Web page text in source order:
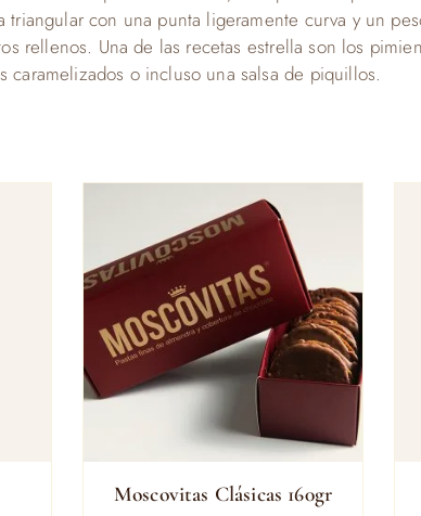
con una punta ligeramente curva y un
rellenos. Una de las recetas estrella son los
caramelizados o incluso una salsa de piquillos.
Moscovitas Clásicas 160gr